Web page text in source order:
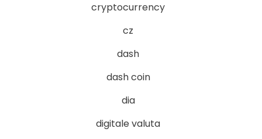
cryptocurrency
cz
dash
dash coin
dia
digitale valuta